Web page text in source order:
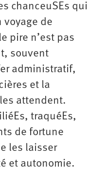
chanceuSEs qui
voyage de
pire n’est pas
souvent
administratif,
et la
attendent.
traquéEs,
de fortune
les laisser
et autonomie.